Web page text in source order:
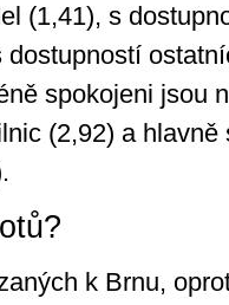
(1,41), s
spokojeni jsou
(2,92) a hlavně
k Brnu,